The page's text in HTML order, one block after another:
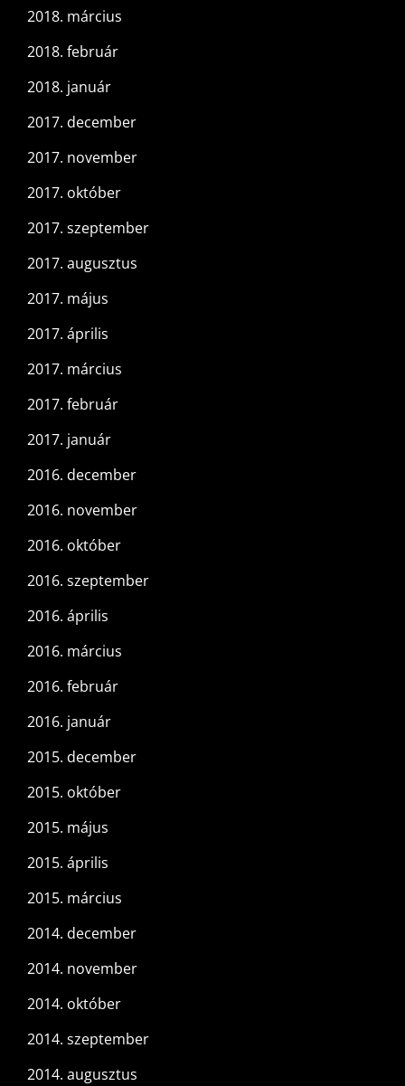
2018. március
2018. február
2018. január
2017. december
2017. november
2017. október
2017. szeptember
2017. augusztus
2017. május
2017. április
2017. március
2017. február
2017. január
2016. december
2016. november
2016. október
2016. szeptember
2016. április
2016. március
2016. február
2016. január
2015. december
2015. október
2015. május
2015. április
2015. március
2014. december
2014. november
2014. október
2014. szeptember
2014. augusztus